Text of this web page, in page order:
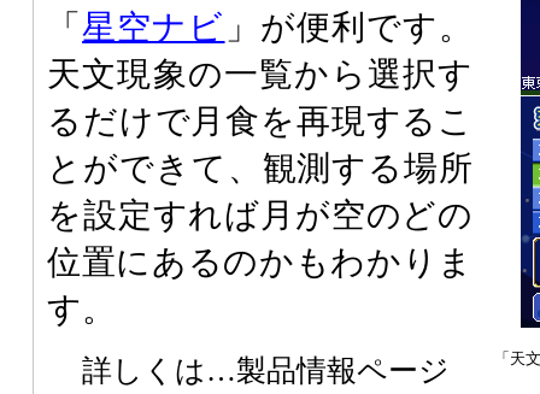
「天
「星空ナビ 」が便利です。
天文現象の一覧から選択す
るだけで月食を再現するこ
とができて、観測する場所
を設定すれば月が空のどの
位置にあるのかもわかりま
す。
詳しくは…製品情報ページ